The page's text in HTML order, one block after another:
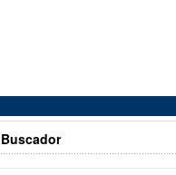
Buscador